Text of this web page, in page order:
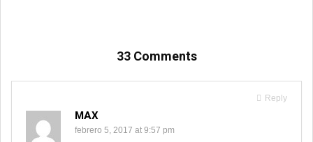
33 Comments
Reply
MAX
febrero 5, 2017 at 9:57 pm